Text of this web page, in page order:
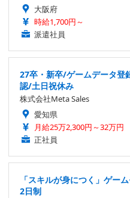
大阪府
時給1,700円～
派遣社員
27卒・新卒/ゲームデータ登
認/土日祝休み
株式会社Meta Sales
愛知県
月給25万2,300円～32万円
正社員
「スキルが身につく」ゲー
2日制